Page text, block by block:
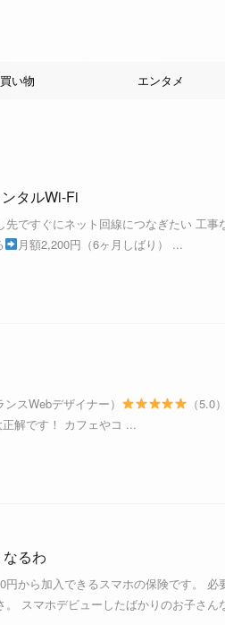
買い物 エンタメ
タルWi-Fi
ですぐにネット回線につなぎたい 工事
月額2,200円（6ヶ月しばり） ...
スWebデザイナー）
（5.0
解です！ カフェやコ ...
るわ
から加入できるスマホの保険です。 必
スマホデビューしたばかりのお子さん